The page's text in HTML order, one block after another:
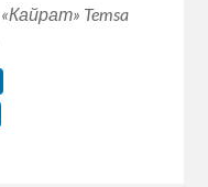
Temsa